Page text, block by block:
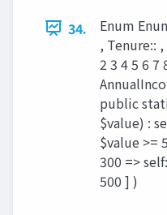
34.
Enum
, Tenure::
2 3 4 5 6 7
public
$value) :
$value >=
300 =>
500 ] )